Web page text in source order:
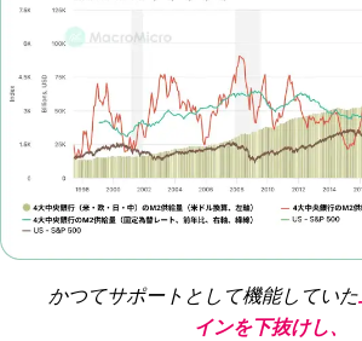
かつてサポートとして機能していた
インを下抜けし、